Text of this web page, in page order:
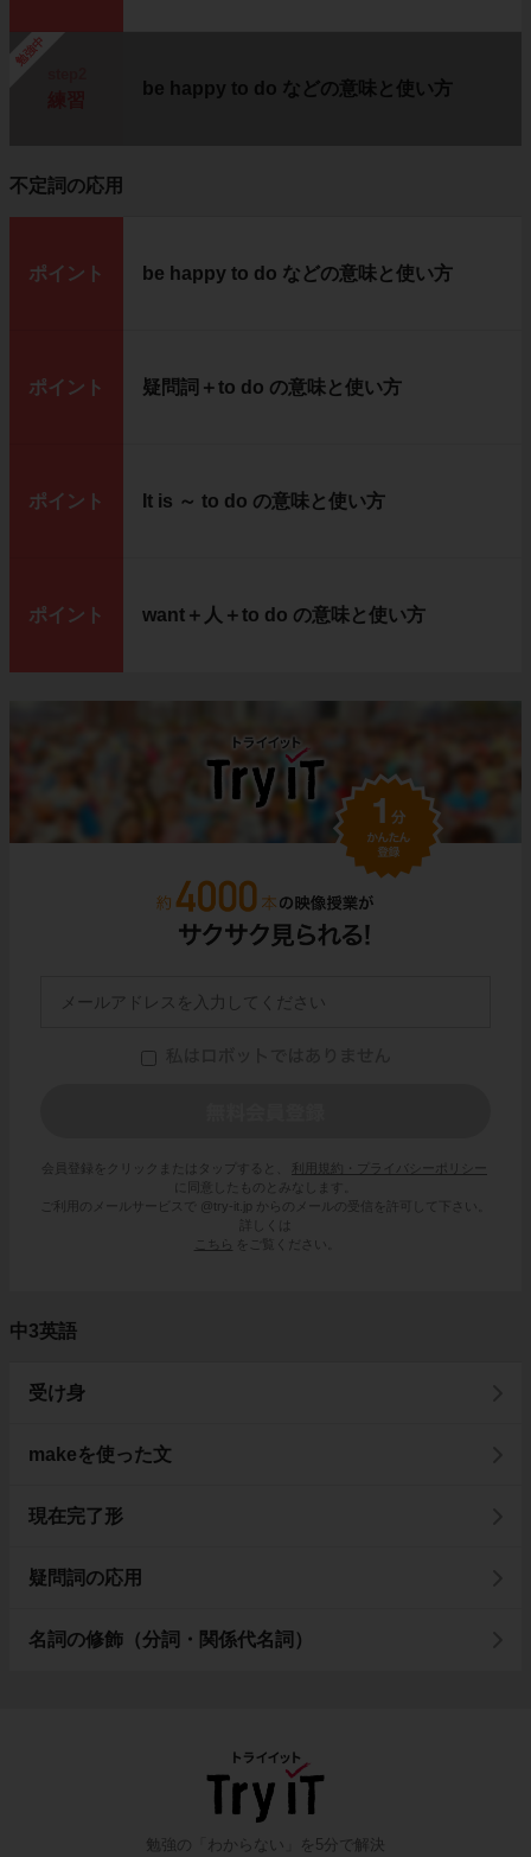
勉強中
be happy to do などの意味と使い方
不定詞の応用
ポイント be happy to do などの意味と使い方
ポイント 疑問詞＋to do の意味と使い方
ポイント It is ～ to do の意味と使い方
ポイント want＋人＋to do の意味と使い方
会員登録をクリックまたはタップすると、
利用規約・プライバシーポリシー
に同意したものとみなします。
ご利用のメールサービスで @try-it.jp からのメールの受信を許可して下さい。
詳しくは
こちら
をご覧ください。
中3英語
受け身
makeを使った文
現在完了形
疑問詞の応用
名詞の修飾（分詞・関係代名詞）
勉強の「わからない」を5分で解決